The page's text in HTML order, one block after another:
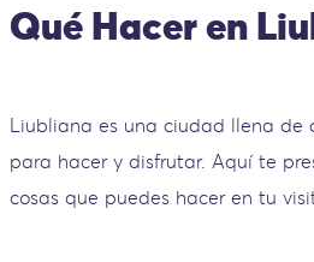
Qué Hacer en
Liubliana es una ciudad llena de
para hacer y disfrutar. Aquí te
cosas que puedes hacer en tu